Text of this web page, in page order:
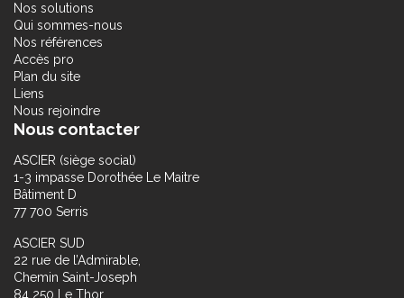
Nos solutions
Qui sommes-nous
Nos références
Accès pro
Plan du site
Liens
Nous rejoindre
Nous contacter
ASCIER (siège social)
1-3 impasse Dorothée Le Maitre
Bâtiment D
77 700 Serris
ASCIER SUD
22 rue de l’Admirable,
Chemin Saint-Joseph
84 250 Le Thor